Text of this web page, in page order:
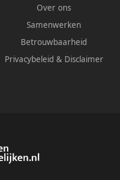
Over ons
Samenwerken
Betrouwbaarheid
Privacybeleid & Disclaimer